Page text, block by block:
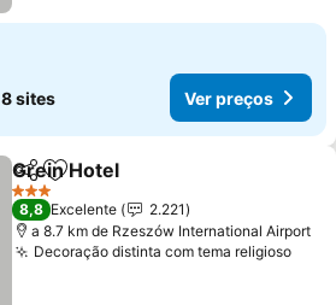
8 sites Ver preços
PartilharAdicionar aos favoritos
Grein Hotel
3 Estrelas
8,8 Excelente
2.221
a 8.7 km de Rzeszów International Airport
Decoração distinta com tema religioso